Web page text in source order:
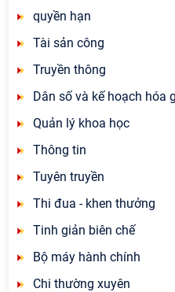
quyền hạn
Tài sản công
Truyền thông
Dân số và kế hoạch hóa
Quản lý khoa học
Thông tin
Tuyên truyền
Thi đua - khen thưởng
Tinh giản biên chế
Bộ máy hành chính
Chi thường xuyên